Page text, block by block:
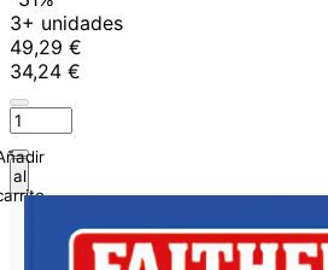
3+ unidades
49,29 €
34,24 €
al